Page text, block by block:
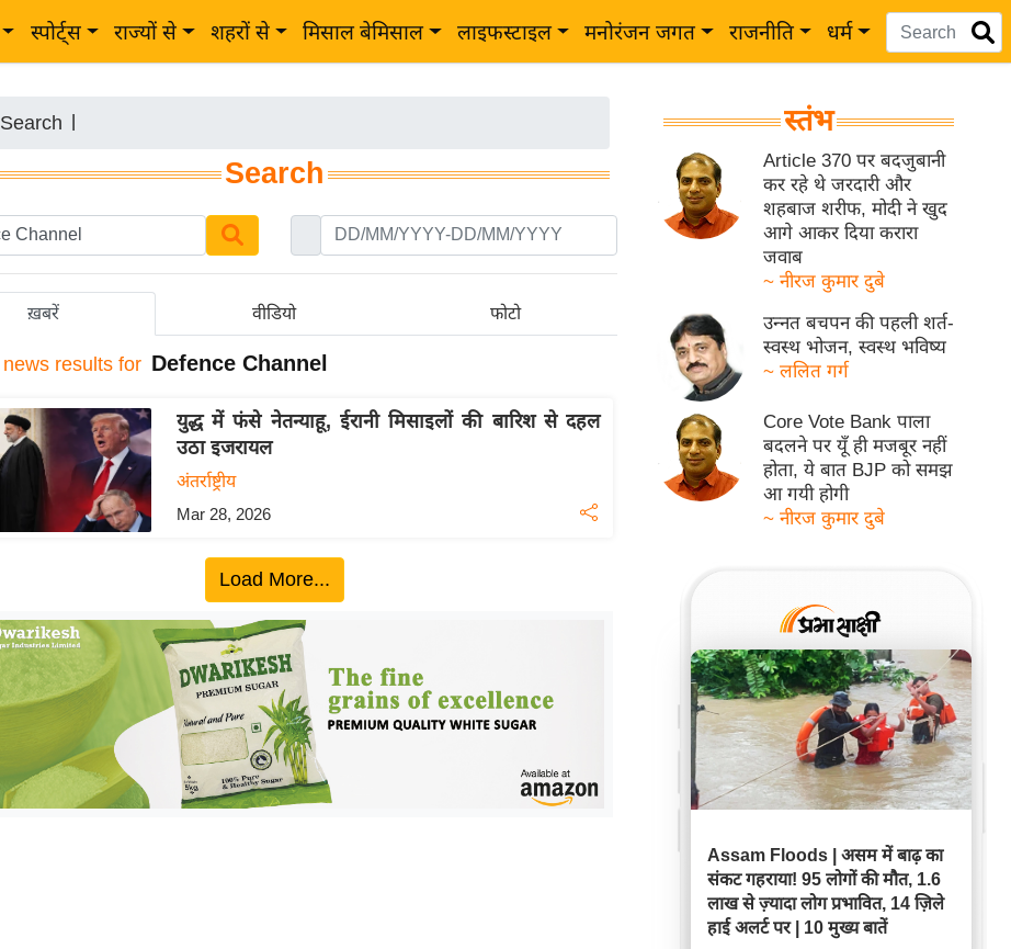
स्पोर्ट्स राज्यों से शहरों से मिसाल बेमिसाल लाइफस्टाइल मनोरंजन जगत राजनीति धर्म
Search
Search
ख़बरें वीडियो फोटो
news results for Defence Channel
युद्ध में फंसे नेतन्याहू, ईरानी मिसाइलों की बारिश से दहल
उठा इजरायल
अंतर्राष्ट्रीय
Mar 28, 2026
Load More...
स्तंभ
Article 370 पर बदजुबानी
कर रहे थे जरदारी और
शहबाज शरीफ, मोदी ने खुद
आगे आकर दिया करारा
जवाब
~ नीरज कुमार दुबे
उन्नत बचपन की पहली शर्त-
स्वस्थ भोजन, स्वस्थ भविष्य
~ ललित गर्ग
Core Vote Bank पाला
बदलने पर यूँ ही मजबूर नहीं
होता, ये बात BJP को समझ
आ गयी होगी
~ नीरज कुमार दुबे
Assam Floods | असम में बाढ़ का
संकट गहराया! 95 लोगों की मौत, 1.6
लाख से ज़्यादा लोग प्रभावित, 14 ज़िले
हाई अलर्ट पर | 10 मुख्य बातें